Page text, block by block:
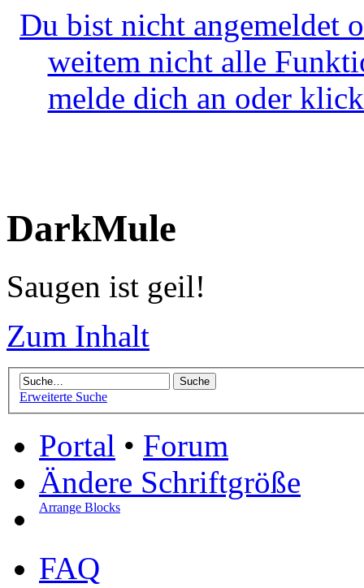
Du bist nicht angemeldet
weitem nicht alle
melde dich an oder
DarkMule
Saugen ist geil!
Zum Inhalt
Erweiterte Suche
Portal • Forum
Ändere Schriftgröße
Arrange Blocks
FAQ